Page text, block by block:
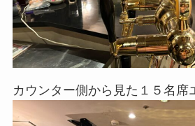
カウンター側から見た１５名席